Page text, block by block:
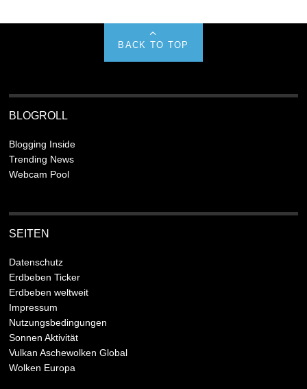
BACK TO TOP
BLOGROLL
Blogging Inside
Trending News
Webcam Pool
SEITEN
Datenschutz
Erdbeben Ticker
Erdbeben weltweit
Impressum
Nutzungsbedingungen
Sonnen Aktivität
Vulkan Aschewolken Global
Wolken Europa